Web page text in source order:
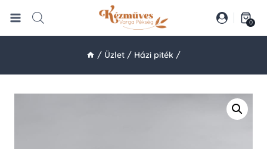
0
/ Üzlet / Házi piték /